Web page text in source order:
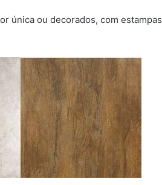
única ou decorados, com estampas